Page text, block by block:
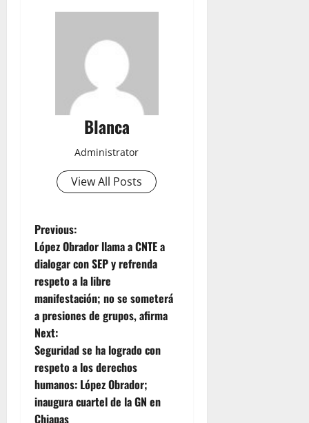
Blanca
Administrator
View All Posts
P
o
s
t
n
a
v
Previous:
López Obrador llama a CNTE a
dialogar con SEP y refrenda
respeto a la libre
manifestación; no se someterá
a presiones de grupos, afirma
Next:
Seguridad se ha logrado con
respeto a los derechos
humanos: López Obrador;
inaugura cuartel de la GN en
Chiapas